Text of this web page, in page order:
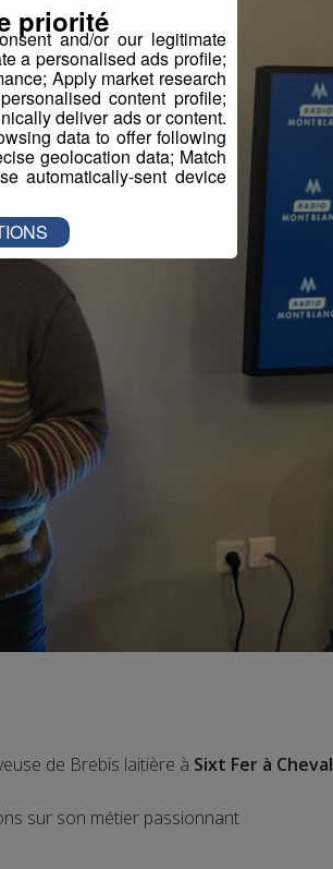
de Brebis laitière à Sixt Fer à Cheval
sur son métier passionnant
and/or our legitimate
a personalised ads profile;
Apply market research
content profile;
deliver ads or content.
data to offer following
geolocation data; Match
automatically-sent device
priorité